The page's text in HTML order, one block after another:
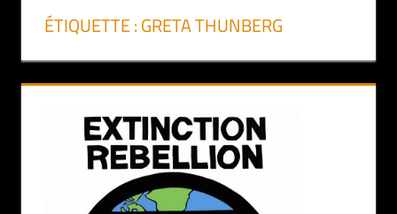
ÉTIQUETTE :GRETA THUNBERG